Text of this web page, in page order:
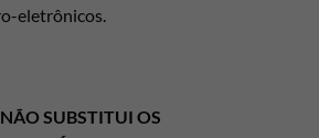
eletrônicos.
SUBSTITUI OS